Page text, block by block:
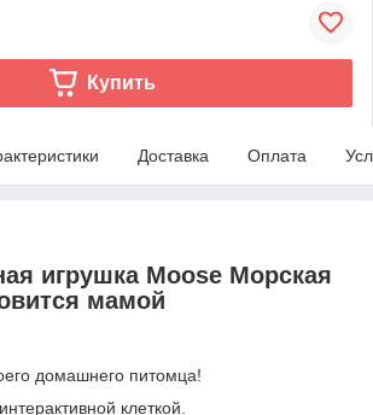
Купить
Доставка Оплата
игрушка Moose Морская
мамой
домашнего питомца!
клеткой.